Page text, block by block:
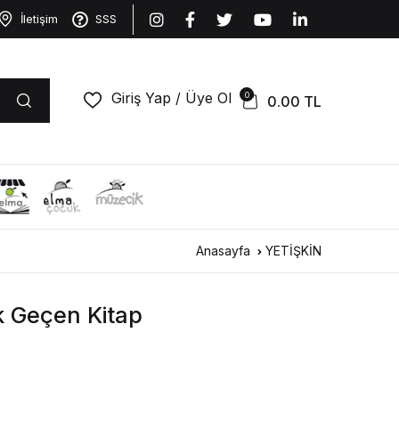
İletişim SSS
Giriş Yap / Üye Ol 0 0.00 TL
Anasayfa YETİŞKİN
Geçen Kitap